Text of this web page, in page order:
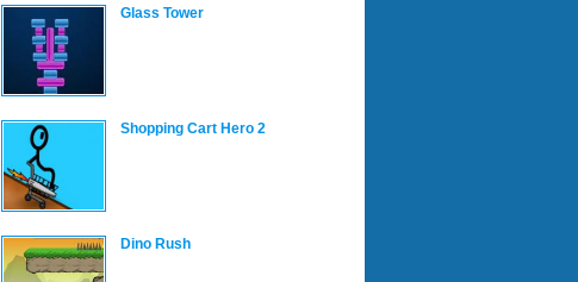
Glass Tower
Shopping Cart Hero 2
Dino Rush